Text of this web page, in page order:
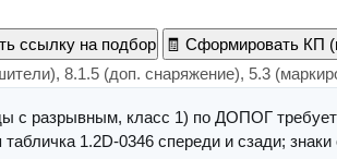
ссылку на подбор 🧾 Сформировать КП
8.1.5 (доп. снаряжение), 5.3
с разрывным, класс 1) по ДОПОГ
1.2D-0346 спереди и сзади; знаки